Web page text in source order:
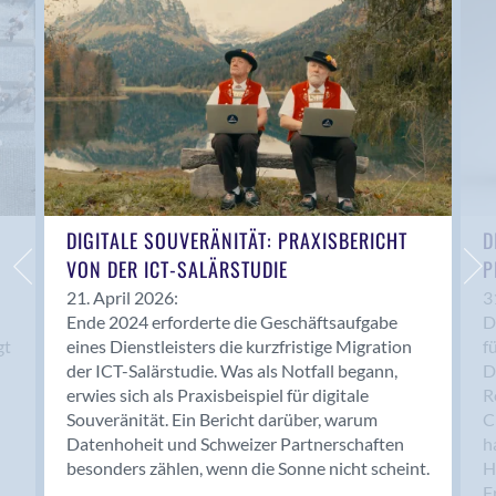
Anwil
Appenzell
Au SG
Baar
Baden
Balsthal
Balzers
Basel
Bassersdorf
Belp
Bendern
Benken (SG)
Bergdietikon
Berlin
Bern
Bern - Liebefeld
DIGITALE SOUVERÄNITÄT: PRAXISBERICHT
VON DER ICT-SALÄRSTUDIE
21. April 2026:
Ende 2024 erforderte die Geschäftsaufgabe
eines Dienstleisters die kurzfristige Migration
der ICT-Salärstudie. Was als Notfall begann,
erwies sich als Praxisbeispiel für digitale
Souveränität. Ein Bericht darüber, warum
Datenhoheit und Schweizer Partnerschaften
besonders zählen, wenn die Sonne nicht scheint.